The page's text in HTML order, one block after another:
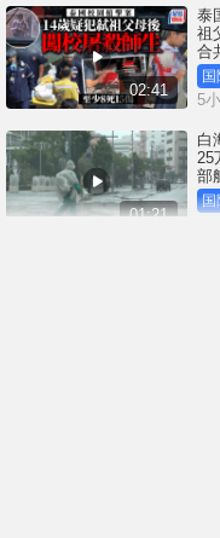
02:41
泰
祖
合
5
01:21
白
25
部
国